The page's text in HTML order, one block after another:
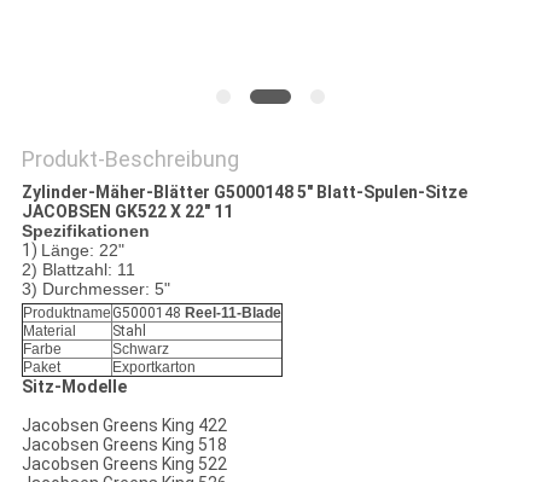
Produkt-Beschreibung
Zylinder-Mäher-Blätter G5000148 5" Blatt-Spulen-Sitze
JACOBSEN GK522 X 22" 11
Spezifikationen
1) Länge: 22"
2) Blattzahl: 11
3) Durchmesser: 5"
Produktname G5000148 Reel-11-Blade
Material
Stahl
Farbe
Schwarz
Paket
Exportkarton
Sitz-Modelle
Jacobsen Greens King 422
Jacobsen Greens King 518
Jacobsen Greens King 522